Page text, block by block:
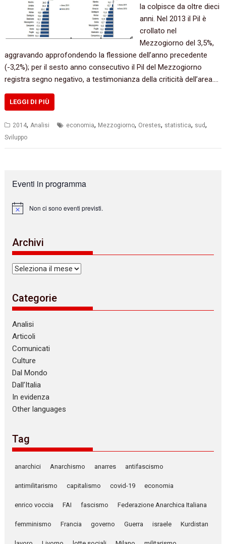
la colpisce da oltre dieci
anni. Nel 2013 il Pil è
crollato nel
Mezzogiorno del 3,5%,
aggravando approfondendo la flessione dell’anno precedente
(-3,2%); per il sesto anno consecutivo il Pil del Mezzogiorno
registra segno negativo, a testimonianza della criticità dell’area.…
LEGGI DI PIÙ
2014,Analisi economia, Mezzogiorno, Orestes, statistica, sud,
Sviluppo
Eventi in programma
N
c
e
Non ci sono eventi previsti.
Archivi
Archivi
Categorie
Analisi
Articoli
Comunicati
Culture
Dal Mondo
Dall’Italia
In evidenza
Other languages
Tag
anarchici Anarchismo anarres antifascismo
antimilitarismo capitalismo covid-19 economia
enrico voccia FAI fascismo Federazione Anarchica Italiana
femminismo Francia governo Guerra israele Kurdistan